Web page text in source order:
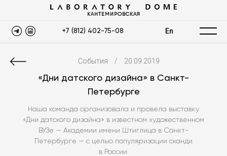
КАНТЕМИРОВСКАЯ
+7 (812) 402-75-08 En
События / 20.09.2019
«Дни датского дизайна» в Санкт-
Петербурге
Наша команда организовала и провела выставку
«Дни датского дизайна» в известном художественном
ВУЗе — Академии имени Штиглица в Санкт-
Петербурге — с целью популяризации сканди
в России.